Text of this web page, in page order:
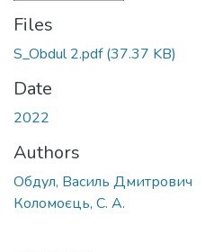
Files
S_Obdul 2.pdf(37.37 KB)
Date
2022
Authors
Обдул, Василь Дмитрович
Коломоєць, С. А.